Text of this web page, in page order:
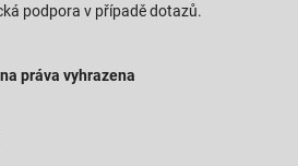
podpora v případě dotazů.
práva vyhrazena